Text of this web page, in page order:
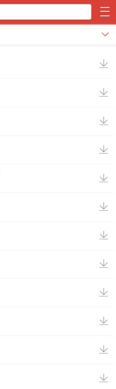













